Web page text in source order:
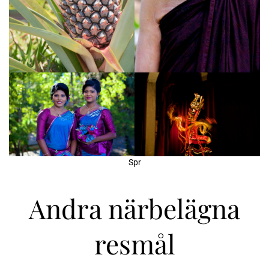
Spr
Andra närbelägna
resmål